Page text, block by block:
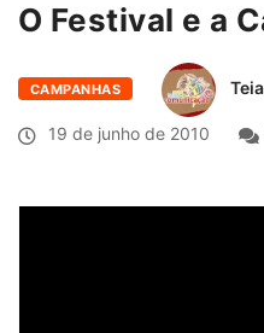
O Festival e a
CAMPANHAS
19 de junho de 2010